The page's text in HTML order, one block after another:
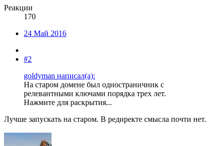
Реакции
170
24 Май 2016
#2
goldyman написал(а):
На старом домене был одностраничник с
релевантными ключами порядка трех лет.
Нажмите для раскрытия...
Лучше запускать на старом. В редиректе смысла почти нет.